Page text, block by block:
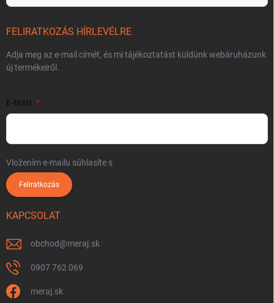
FELIRATKOZÁS HÍRLEVÉLRE
Adja meg az e-mail címét, és mi tájékoztatást küldünk webáruházunk
új termékeiről.
E-MAIL
Vložením e-mailu súhlasíte s
Feliratkozás
KAPCSOLAT
obchod@meraj.sk
0907 762 069
meraj.sk